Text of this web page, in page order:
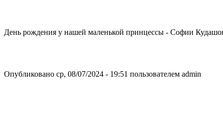
День рождения у нашей маленькой принцессы - Софии
Опубликовано ср, 08/07/2024 - 19:51 пользователем admin